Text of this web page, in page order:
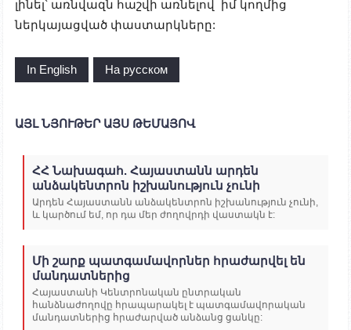
լինել՝ առնվազն հաշվի առնելով իմ կողմից
ներկայացված փաստարկները:
In English На русском
ԱՅԼ ՆՅՈՒԹԵՐ ԱՅՍ ԹԵՄԱՅՈՎ
ՀՀ Նախագահ. Հայաստանն արդեն
անձակենտրոն իշխանություն չունի
Արդեն Հայաստանն անձակենտրոն իշխանություն չունի,
և կարծում եմ, որ դա մեր ժողովրդի վաստակն է:
Մի շարք պատգամավորներ հրաժարվել են
մանդատներից
Հայաստանի Կենտրոնական ընտրական
հանձնաժողովը հրապարակել է պատգամավորական
մանդատներից հրաժարված անձանց ցանկը: